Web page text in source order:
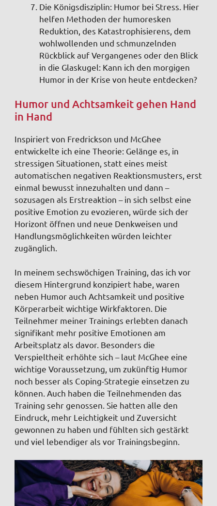
Die Königsdisziplin: Humor bei Stress . Hier
helfen Methoden der humoresken
Reduktion, des Katastrophisierens, dem
wohlwollenden und schmunzelnden
Rückblick auf Vergangenes oder den Blick
in die Glaskugel: Kann ich den morgigen
Humor in der Krise von heute entdecken?
Humor und Achtsamkeit gehen Hand
in Hand
Inspiriert von Fredrickson und McGhee
entwickelte ich eine Theorie: Gelänge es, in
stressigen Situationen, statt eines meist
automatischen negativen Reaktionsmusters, erst
einmal bewusst innezuhalten und dann –
sozusagen als Erstreaktion – in sich selbst eine
positive Emotion zu evozieren, würde sich der
Horizont öffnen und neue Denkweisen und
Handlungsmöglichkeiten würden leichter
zugänglich.
In meinem sechswöchigen Training, das ich vor
diesem Hintergrund konzipiert habe, waren
neben Humor auch Achtsamkeit und positive
Körperarbeit wichtige Wirkfaktoren. Die
Teilnehmer meiner Trainings erlebten danach
signifikant mehr positive Emotionen am
Arbeitsplatz als davor. Besonders die
Verspieltheit erhöhte sich – laut McGhee eine
wichtige Voraussetzung, um zukünftig Humor
noch besser als Coping-Strategie einsetzen zu
können. Auch haben die Teilnehmenden das
Training sehr genossen. Sie hatten alle den
Eindruck, mehr Leichtigkeit und Zuversicht
gewonnen zu haben und fühlten sich gestärkt
und viel lebendiger als vor Trainingsbeginn.